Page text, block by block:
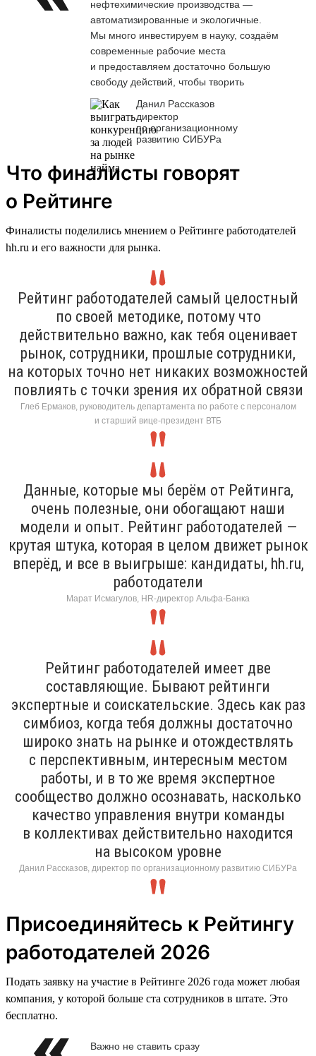
нефтехимические производства —
автоматизированные и экологичные.
Мы много инвестируем в науку, создаём
современные рабочие места
и предоставляем достаточно большую
свободу действий, чтобы творить
Данил Рассказов
директор
по организационному
развитию СИБУРа
Что финалисты говорят
о Рейтинге
Финалисты поделились мнением о Рейтинге работодателей
hh.ru и его важности для рынка.
Рейтинг работодателей самый целостный
по своей методике, потому что
действительно важно, как тебя оценивает
рынок, сотрудники, прошлые сотрудники,
на которых точно нет никаких возможностей
повлиять с точки зрения их обратной связи
Глеб Ермаков, руководитель департамента по работе с персоналом
и старший вице-президент ВТБ
Данные, которые мы берём от Рейтинга,
очень полезные, они обогащают наши
модели и опыт. Рейтинг работодателей —
крутая штука, которая в целом движет рынок
вперёд, и все в выигрыше: кандидаты, hh.ru,
работодатели
Марат Исмагулов, HR-директор Альфа-Банка
Рейтинг работодателей имеет две
составляющие. Бывают рейтинги
экспертные и соискательские. Здесь как раз
симбиоз, когда тебя должны достаточно
широко знать на рынке и отождествлять
с перспективным, интересным местом
работы, и в то же время экспертное
сообщество должно осознавать, насколько
качество управления внутри команды
в коллективах действительно находится
на высоком уровне
Данил Рассказов, директор по организационному развитию СИБУРа
Присоединяйтесь к Рейтингу
работодателей 2026
Подать заявку на участие в Рейтинге 2026 года может любая
компания, у которой больше ста сотрудников в штате. Это
бесплатно.
Важно не ставить сразу